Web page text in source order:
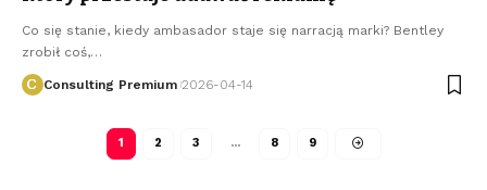
Co się stanie, kiedy ambasador staje się narracją marki? Bentley
zrobił coś,…
Consulting Premium 2026-04-14
1 2 3 … 8 9